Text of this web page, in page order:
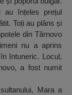
au înțeles prețul
Toți au plâns și
din Tărnovo
nu a aprins
întuneric. Locul,
a fost numit
Mara a